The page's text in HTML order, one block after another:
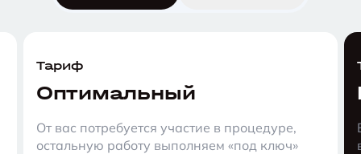
Тариф
Оптимальный
От вас потребуется участие в процедуре,
остальную работу выполняем «под ключ»